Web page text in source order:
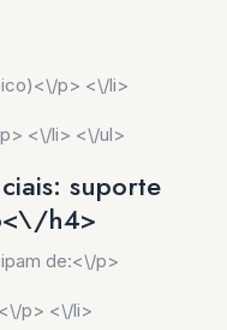
p> <\/li>
<\/li> <\/ul>
suporte
h4>
de:<\/p>
p> <\/li>